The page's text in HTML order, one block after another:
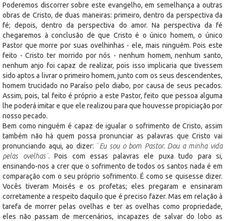
Poderemos discorrer sobre este evangelho, em semelhança a outras
obras de Cristo, de duas maneiras: primeiro, dentro da perspectiva da
fé; depois, dentro da perspectiva do amor. Na perspectiva da fé
chegaremos à conclusão de que Cristo é o único homem, o único
Pastor que morre por suas ovelhinhas - ele, mais ninguém. Pois este
feito - Cristo ter morrido por nós - nenhum homem, nenhum santo,
nenhum anjo foi capaz de realizar, pois isso implicaria que tivessem
sido aptos a livrar o primeiro homem, junto com os seus descendentes,
homem trucidado no Paraíso pelo diabo, por causa de seus pecados.
Assim, pois, tal feito é próprio a este Pastor, feito que pessoa alguma
lhe poderá imitar e que ele realizou para que houvesse propiciação por
nosso pecado.
Bem como ninguém é capaz de igualar o sofrimento de Cristo, assim
também não há quem possa pronunciar as palavras que Cristo vai
pronunciando aqui, ao dizer: ¨Eu sou o bom Pastor. Dou a minha vida
pelas ovelhas¨. Pois com essas palavras ele puxa tudo para si,
ensinando-nos a crer que o sofrimento de todos os santos nada é em
comparação com o seu próprio sofrimento. É como se quisesse dizer.
Vocês tiveram Moisés e os profetas; eles pregaram e ensinaram
corretamente a respeito daquilo que é preciso fazer. Mas em relação à
tarefa de morrer pelas ovelhas e ter as ovelhas como propriedade,
eles não passam de mercenários, incapazes de salvar do lobo as